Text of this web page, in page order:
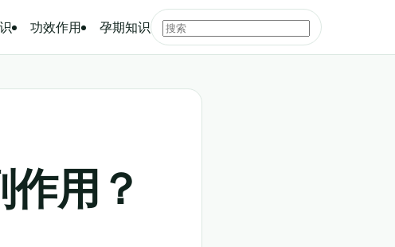
功效作用 孕期知识
用？